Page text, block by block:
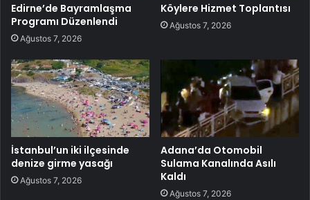
Edirne’de Bayramlaşma
Programı Düzenlendi
Ağustos 7, 2026
Köylere Hizmet Toplantısı
Ağustos 7, 2026
İstanbul’un iki ilçesinde
denize girme yasağı
Ağustos 7, 2026
Adana’da Otomobil
Sulama Kanalında Asılı
Kaldı
Ağustos 7, 2026